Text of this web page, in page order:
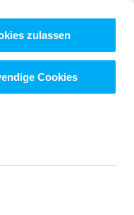
zulassen
Cookies